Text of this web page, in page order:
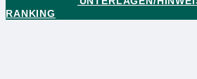
RANKING